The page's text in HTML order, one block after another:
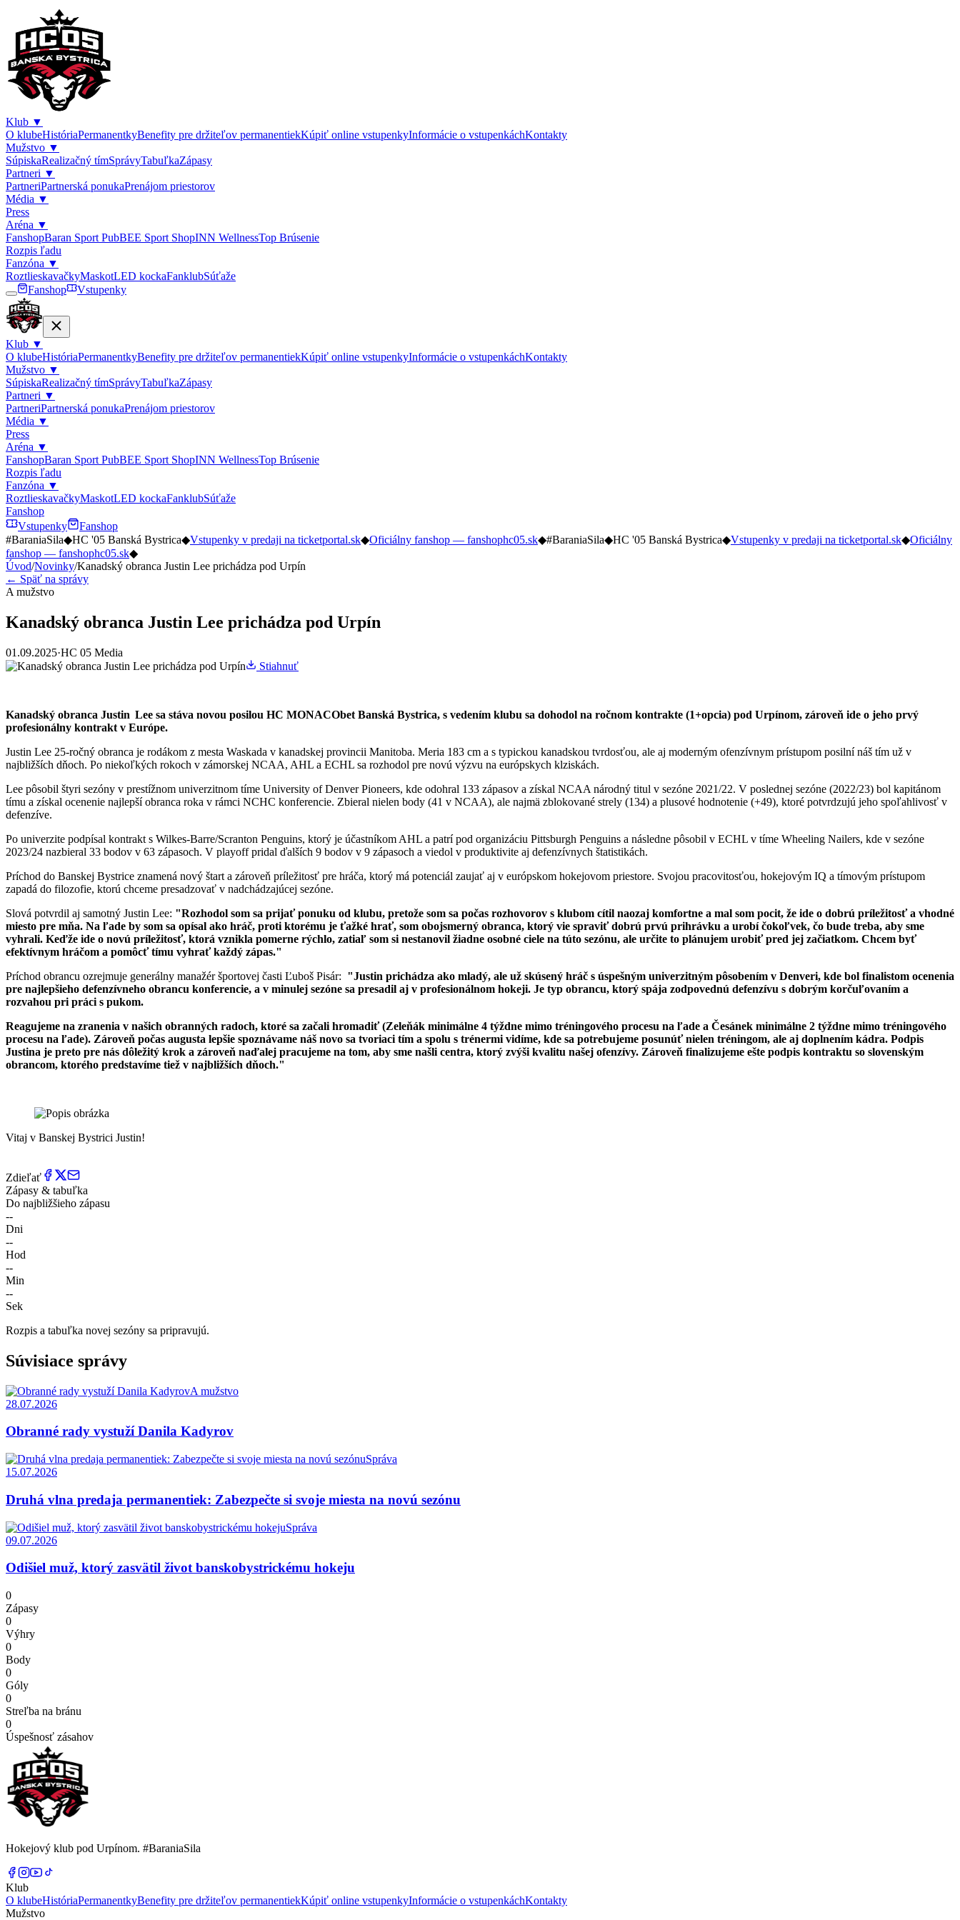
Klub ▼
O klubeHistóriaPermanentkyBenefity pre držiteľov permanentiekKúpiť online vstupenkyInformácie o vstupenkáchKontakty
Mužstvo ▼
SúpiskaRealizačný tímSprávyTabuľkaZápasy
Partneri ▼
PartneriPartnerská ponukaPrenájom priestorov
Média ▼
Press
Aréna ▼
FanshopBaran Sport PubBEE Sport ShopINN WellnessTop Brúsenie
Rozpis ľadu
Fanzóna ▼
RoztlieskavačkyMaskotLED kockaFanklubSúťaže
Fanshop
Vstupenky
Klub ▼
O klubeHistóriaPermanentkyBenefity pre držiteľov permanentiekKúpiť online vstupenkyInformácie o vstupenkáchKontakty
Mužstvo ▼
SúpiskaRealizačný tímSprávyTabuľkaZápasy
Partneri ▼
PartneriPartnerská ponukaPrenájom priestorov
Média ▼
Press
Aréna ▼
FanshopBaran Sport PubBEE Sport ShopINN WellnessTop Brúsenie
Rozpis ľadu
Fanzóna ▼
RoztlieskavačkyMaskotLED kockaFanklubSúťaže
Fanshop
Vstupenky
Fanshop
#BaraniaSila◆HC '05 Banská Bystrica◆Vstupenky v predaji na ticketportal.sk◆Oficiálny fanshop — fanshophc05.sk◆#BaraniaSila◆HC '05 Banská Bystrica◆Vstupenky v predaji na ticketportal.sk◆Oficiálny
fanshop — fanshophc05.sk◆
Úvod/Novinky/Kanadský obranca Justin Lee prichádza pod Urpín
← Späť na správy
A mužstvo
Kanadský obranca Justin Lee prichádza pod Urpín
01.09.2025·HC 05 Media
Stiahnuť
Kanadský obranca Justin Lee sa stáva novou posilou HC MONACObet Banská Bystrica, s vedením klubu sa dohodol na ročnom kontrakte (1+opcia) pod Urpínom, zároveň ide o jeho prvý
profesionálny kontrakt v Európe.
Justin Lee 25-ročný obranca je rodákom z mesta Waskada v kanadskej provincii Manitoba. Meria 183 cm a s typickou kanadskou tvrdosťou, ale aj moderným ofenzívnym prístupom posilní náš tím už v
najbližších dňoch. Po niekoľkých rokoch v zámorskej NCAA, AHL a ECHL sa rozhodol pre novú výzvu na európskych klziskách.
Lee pôsobil štyri sezóny v prestížnom univerzitnom tíme University of Denver Pioneers, kde odohral 133 zápasov a získal NCAA národný titul v sezóne 2021/22. V poslednej sezóne (2022/23) bol kapitánom
tímu a získal ocenenie najlepší obranca roka v rámci NCHC konferencie. Zbieral nielen body (41 v NCAA), ale najmä zblokované strely (134) a plusové hodnotenie (+49), ktoré potvrdzujú jeho spoľahlivosť v
defenzíve.
Po univerzite podpísal kontrakt s Wilkes-Barre/Scranton Penguins, ktorý je účastníkom AHL a patrí pod organizáciu Pittsburgh Penguins a následne pôsobil v ECHL v tíme Wheeling Nailers, kde v sezóne
2023/24 nazbieral 33 bodov v 63 zápasoch. V playoff pridal ďalších 9 bodov v 9 zápasoch a viedol v produktivite aj defenzívnych štatistikách.
Príchod do Banskej Bystrice znamená nový štart a zároveň príležitosť pre hráča, ktorý má potenciál zaujať aj v európskom hokejovom priestore. Svojou pracovitosťou, hokejovým IQ a tímovým prístupom
zapadá do filozofie, ktorú chceme presadzovať v nadchádzajúcej sezóne.
Slová potvrdil aj samotný Justin Lee: "Rozhodol som sa prijať ponuku od klubu, pretože som sa počas rozhovorov s klubom cítil naozaj komfortne a mal som pocit, že ide o dobrú príležitosť a vhodné
miesto pre mňa. Na ľade by som sa opísal ako hráč, proti ktorému je ťažké hrať, som obojsmerný obranca, ktorý vie spraviť dobrú prvú prihrávku a urobí čokoľvek, čo bude treba, aby sme
vyhrali. Keďže ide o novú príležitosť, ktorá vznikla pomerne rýchlo, zatiaľ som si nestanovil žiadne osobné ciele na túto sezónu, ale určite to plánujem urobiť pred jej začiatkom. Chcem byť
efektívnym hráčom a pomôcť tímu vyhrať každý zápas."
Príchod obrancu ozrejmuje generálny manažér športovej časti Ľuboš Pisár: "Justin prichádza ako mladý, ale už skúsený hráč s úspešným univerzitným pôsobením v Denveri, kde bol finalistom ocenenia
pre najlepšieho defenzívneho obrancu konferencie, a v minulej sezóne sa presadil aj v profesionálnom hokeji. Je typ obrancu, ktorý spája zodpovednú defenzívu s dobrým korčuľovaním a
rozvahou pri práci s pukom.
Reagujeme na zranenia v našich obranných radoch, ktoré sa začali hromadiť (Zeleňák minimálne 4 týždne mimo tréningového procesu na ľade a Česánek minimálne 2 týždne mimo tréningového
procesu na ľade). Zároveň počas augusta lepšie spoznávame náš novo sa tvoriaci tím a spolu s trénermi vidíme, kde sa potrebujeme posunúť nielen tréningom, ale aj doplnením kádra. Podpis
Justina je preto pre nás dôležitý krok a zároveň naďalej pracujeme na tom, aby sme našli centra, ktorý zvýši kvalitu našej ofenzívy. Zároveň finalizujeme ešte podpis kontraktu so slovenským
obrancom, ktorého predstavíme tiež v najbližších dňoch."
Vitaj v Banskej Bystrici Justin!
Zdieľať
Zápasy & tabuľka
Do najbližšieho zápasu
--
Dni
--
Hod
--
Min
--
Sek
Rozpis a tabuľka novej sezóny sa pripravujú.
Súvisiace správy
A mužstvo
28.07.2026
Obranné rady vystuží Danila Kadyrov
Správa
15.07.2026
Druhá vlna predaja permanentiek: Zabezpečte si svoje miesta na novú sezónu
Správa
09.07.2026
Odišiel muž, ktorý zasvätil život banskobystrickému hokeju
0
Zápasy
0
Výhry
0
Body
0
Góly
0
Streľba na bránu
0
Úspešnosť zásahov
Hokejový klub pod Urpínom. #BaraniaSila
Klub
O klubeHistóriaPermanentkyBenefity pre držiteľov permanentiekKúpiť online vstupenkyInformácie o vstupenkáchKontakty
Mužstvo